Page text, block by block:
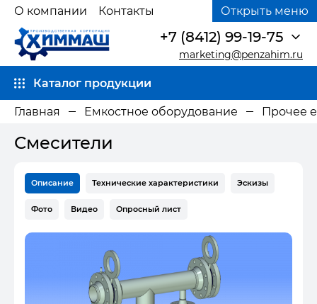
О компании Контакты Открыть меню
Каталог продукции
marketing@penzahim.ru
+7 (8412) 99-19-75
Главная Емкостное оборудование Прочее
Смесители
Описание Технические характеристики Эскизы
Фото Видео Опросный лист